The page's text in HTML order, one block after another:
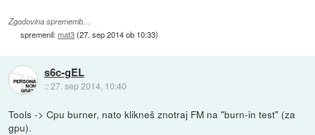
Zgodovina sprememb…
spremenil:mat3(27. sep 2014 ob 10:33)
s6c-gEL
::27. sep 2014, 10:40
Tools -> Cpu burner, nato klikneš znotraj FM na "burn-in test" (za
gpu).